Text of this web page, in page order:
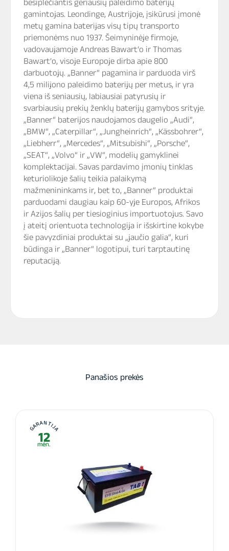
besiplečiantis geriausių paleidimo baterijų
gamintojas. Leondinge, Austrijoje, įsikūrusi įmonė
metų gamina baterijas visų tipų transporto
priemonėms nuo 1937. Šeimyninėje firmoje,
vadovaujamoje Andreas Bawart‘o ir Thomas
Bawart‘o, visoje Europoje dirba apie 800
darbuotojų. „Banner“ pagamina ir parduoda virš
4,5 milijono paleidimo baterijų per metus, ir yra
viena iš seniausių, labiausiai patyrusių ir
svarbiausių prekių ženklų baterijų gamybos srityje.
„Banner“ baterijos naudojamos daugelio „Audi“,
„BMW“, „Caterpillar“, „Jungheinrich“, „Kässbohrer“,
„Liebherr“, „Mercedes“, „Mitsubishi“, „Porsche“,
„SEAT“, „Volvo“ ir „VW“, modelių gamyklinei
komplektacijai. Savas pardavimo įmonių tinklas
keturiolikoje šalių teikia palaikymą
mažmenininkams ir, bet to, „Banner“ produktai
parduodami daugiau kaip 60-yje Europos, Afrikos
ir Azijos šalių per tiesioginius importuotojus. Savo
į ateitį orientuota technologija ir išskirtine kokybe
šie pavyzdiniai produktai su „jaučio galia“, kuri
būdinga ir „Banner“ logotipui, turi tarptautinę
reputaciją.
Panašios prekės
GARANTIJA
12
mėn.